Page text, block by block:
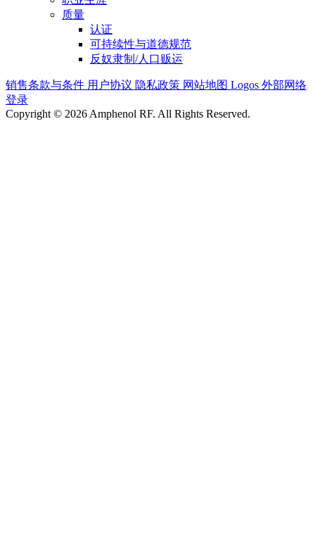
质量
认证
可持续性与道德规范
反奴隶制/人口贩运
销售条款与条件 用户协议 隐私政策 网站地图 Logos 外部网络
登录
Copyright © 2026 Amphenol RF. All Rights Reserved.